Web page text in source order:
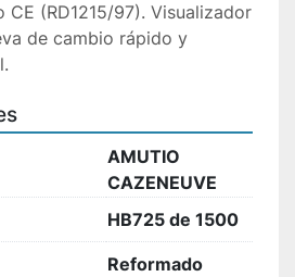
(RD1215/97). Visualizador
de cambio rápido y
AMUTIO
CAZENEUVE
HB725 de 1500
Reformado